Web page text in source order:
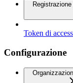
Token di
Configurazione